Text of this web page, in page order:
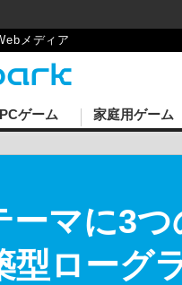
メディア
PCゲーム 家庭用ゲーム
ーマに3
型ローグ